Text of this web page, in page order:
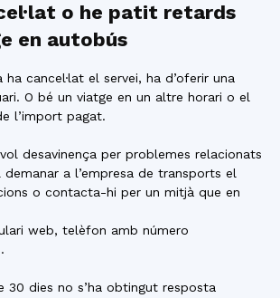
o he patit retards
en autobús
cancel·lat el servei, ha d’oferir una
O bé un viatge en un altre horari o el
l’import pagat.
desavinença per problemes relacionats
a l’empresa de transports el
o contacta-hi per un mitjà que en
web, telèfon amb número
30 dies no s’ha obtingut resposta